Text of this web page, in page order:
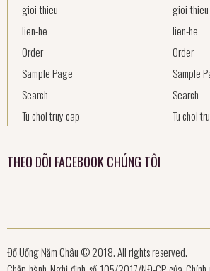
gioi-thieu
lien-he
Order
Sample Page
Search
Tu choi truy cap
gioi-thieu
lien-he
Order
Sample
Search
Tu choi
THEO DÕI FACEBOOK CHÚNG TÔI
Đồ Uống Năm Châu © 2018. All rights reserved.